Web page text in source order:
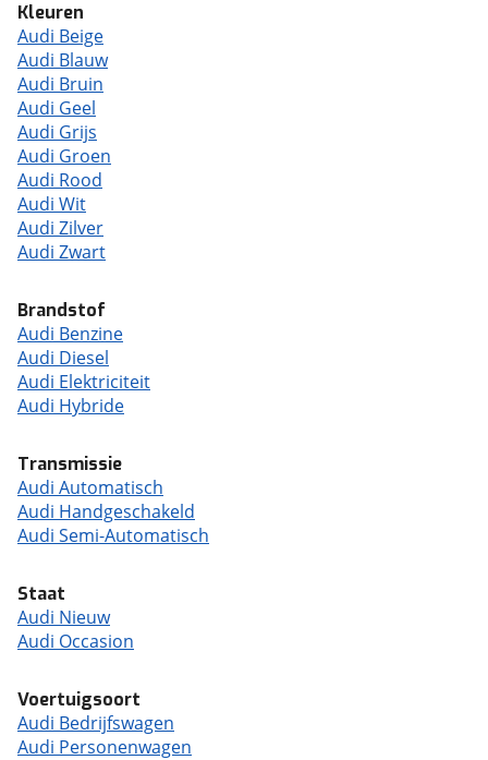
Kleuren
Audi Beige
Audi Blauw
Audi Bruin
Audi Geel
Audi Grijs
Audi Groen
Audi Rood
Audi Wit
Audi Zilver
Audi Zwart
Brandstof
Audi Benzine
Audi Diesel
Audi Elektriciteit
Audi Hybride
Transmissie
Audi Automatisch
Audi Handgeschakeld
Audi Semi-Automatisch
Staat
Audi Nieuw
Audi Occasion
Voertuigsoort
Audi Bedrijfswagen
Audi Personenwagen